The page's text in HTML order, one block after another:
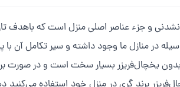
و جزء عناصر اصلی منزل است که باهدف
در منازل ما وجود داشته و سیر تکامل آن با
یخچال‌فریزر بسیار سخت است و در صورت